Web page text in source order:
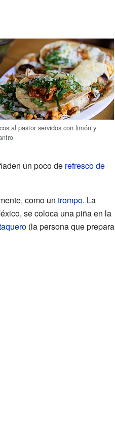
al pastor servidos con limón y
un poco de refresco de
como un trompo. La
se coloca una piña en la
(la persona que prepara